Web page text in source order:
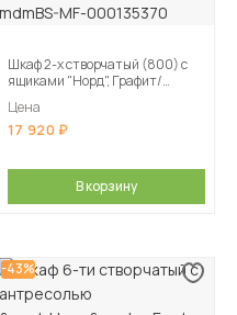
Шкаф 2-х створчатый (800) с
ящиками "Норд", Графит/
Цена
17 920
В корзину
-43%